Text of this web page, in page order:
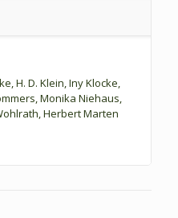
H. D. Klein, Iny Klocke,
Monika Niehaus,
Herbert Marten